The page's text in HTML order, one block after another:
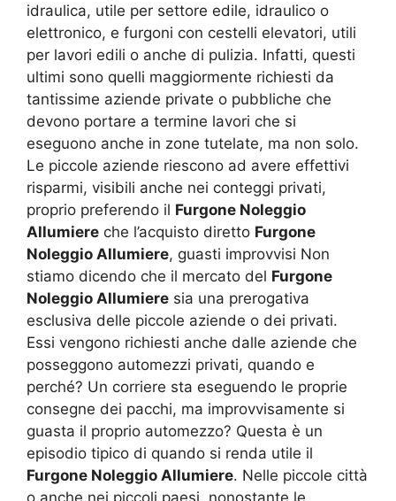
idraulica, utile per settore edile, idraulico o
elettronico, e furgoni con cestelli elevatori, utili
per lavori edili o anche di pulizia. Infatti, questi
ultimi sono quelli maggiormente richiesti da
tantissime aziende private o pubbliche che
devono portare a termine lavori che si
eseguono anche in zone tutelate, ma non solo.
Le piccole aziende riescono ad avere effettivi
risparmi, visibili anche nei conteggi privati,
proprio preferendo il Furgone Noleggio
Allumiere che l’acquisto diretto Furgone
Noleggio Allumiere, guasti improvvisi Non
stiamo dicendo che il mercato del Furgone
Noleggio Allumiere sia una prerogativa
esclusiva delle piccole aziende o dei privati.
Essi vengono richiesti anche dalle aziende che
posseggono automezzi privati, quando e
perché? Un corriere sta eseguendo le proprie
consegne dei pacchi, ma improvvisamente si
guasta il proprio automezzo? Questa è un
episodio tipico di quando si renda utile il
Furgone Noleggio Allumiere. Nelle piccole città
o anche nei piccoli paesi, nonostante le